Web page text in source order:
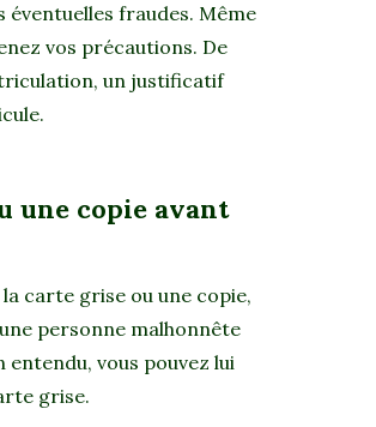
fraudes. Même
vos précautions. De
un justificatif
une copie avant
carte grise ou une copie,
personne malhonnête
entendu, vous pouvez lui
grise.